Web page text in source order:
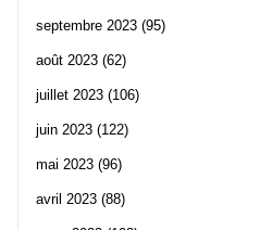
septembre 2023 (95)
août 2023 (62)
juillet 2023 (106)
juin 2023 (122)
mai 2023 (96)
avril 2023 (88)